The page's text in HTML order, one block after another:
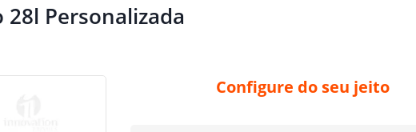
Personalizada
Configure do seu jeito